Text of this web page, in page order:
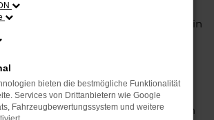
kaum Fahrzeuge, die diesem
reichen können. Die Qualität steht in
außer Frage. Hinzu kommen
einer Individualisierung
Assistenzsysteme. Ein VW
für Hannover ist ein
kompletter nicht sein könnte und
und einen sehr soliden
bieten die bestmögliche Funktionalität
Services von Drittanbietern wie Google
Fahrzeugbewertungssystem und weitere